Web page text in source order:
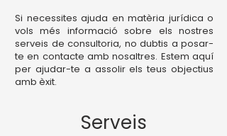
Si necessites ajuda en matèria jurídica o
vols més informació sobre els nostres
serveis de consultoria, no dubtis a posar-
te en contacte amb nosaltres. Estem aquí
per ajudar-te a assolir els teus objectius
amb èxit.
Serveis